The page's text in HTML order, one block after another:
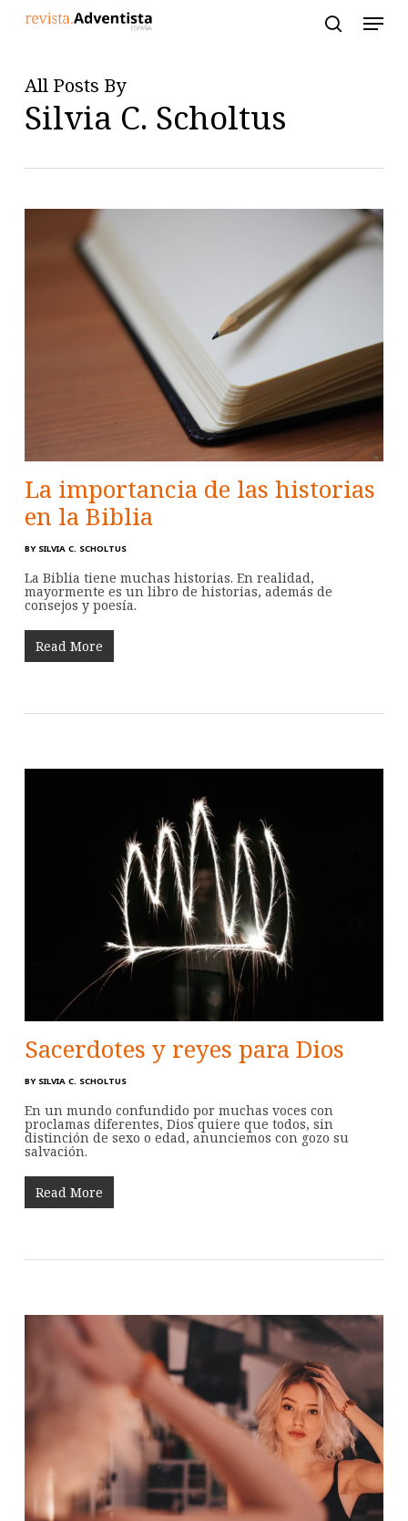
contentAll Posts By
Silvia C. Scholtus
La importancia de las historias
en la Biblia
BY SILVIA C. SCHOLTUS
La Biblia tiene muchas historias. En realidad,
mayormente es un libro de historias, además de
consejos y poesía.
Read More
Sacerdotes y reyes para Dios
BY SILVIA C. SCHOLTUS
En un mundo confundido por muchas voces con
proclamas diferentes, Dios quiere que todos, sin
distinción de sexo o edad, anunciemos con gozo su
salvación.
Read More